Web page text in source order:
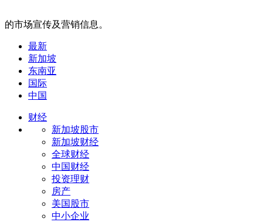
的市场宣传及营销信息。
最新
新加坡
东南亚
国际
中国
财经
新加坡股市
新加坡财经
全球财经
中国财经
投资理财
房产
美国股市
中小企业